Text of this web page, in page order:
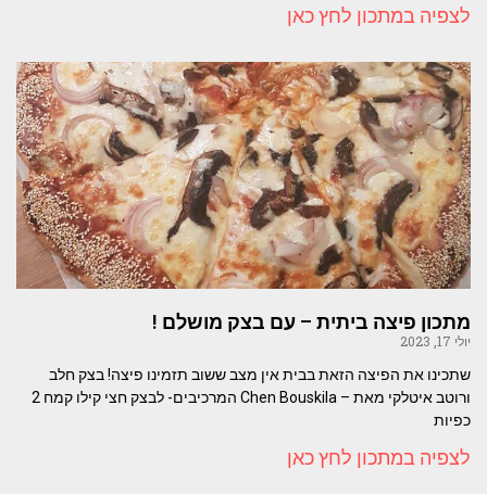
לצפיה במתכון לחץ כאן
מתכון פיצה ביתית – עם בצק מושלם !
יולי 17, 2023
שתכינו את הפיצה הזאת בבית אין מצב ששוב תזמינו פיצה! בצק חלב
ורוטב איטלקי מאת – Chen Bouskila המרכיבים- לבצק חצי קילו קמח 2
כפיות
לצפיה במתכון לחץ כאן